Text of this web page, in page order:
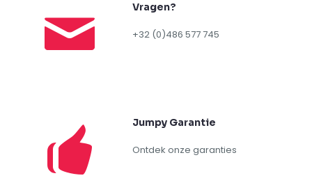
Vragen?
+32 (0)486 577 745
Jumpy Garantie
Ontdek onze garanties